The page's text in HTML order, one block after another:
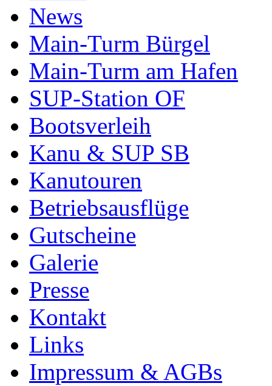
News
Main-Turm Bürgel
Main-Turm am Hafen
SUP-Station OF
Bootsverleih
Kanu & SUP SB
Kanutouren
Betriebsausflüge
Gutscheine
Galerie
Presse
Kontakt
Links
Impressum & AGBs